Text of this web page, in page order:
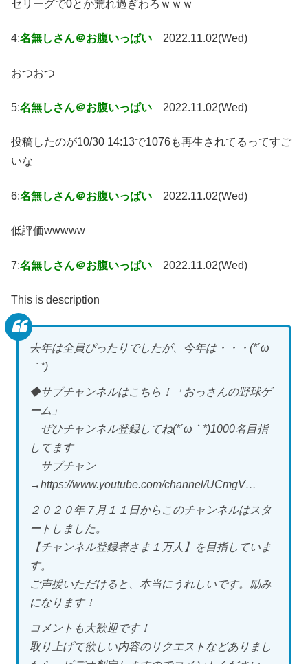
セリーグで0とか荒れ過ぎわろｗｗｗ
4:名無しさん＠お腹いっぱい 2022.11.02(Wed)
おつおつ
5:名無しさん＠お腹いっぱい 2022.11.02(Wed)
投稿したのが10/30 14:13で1076も再生されてるってすご
いな
6:名無しさん＠お腹いっぱい 2022.11.02(Wed)
低評価wwwww
7:名無しさん＠お腹いっぱい 2022.11.02(Wed)
This is description
去年は全員ぴったりでしたが、今年は・・・(*´ω
｀*)
◆サブチャンネルはこちら！「おっさんの野球ゲ
ーム」
ぜひチャンネル登録してね(*´ω｀*)1000名目指
してます
サブチャン
→https://www.youtube.com/channel/UCmgV…
２０２０年７月１１日からこのチャンネルはスタ
ートしました。
【チャンネル登録者さま１万人】を目指していま
す。
ご声援いただけると、本当にうれしいです。励み
になります！
コメントも大歓迎です！
取り上げて欲しい内容のリクエストなどありまし